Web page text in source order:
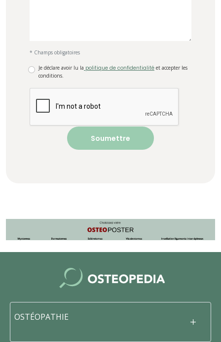
* Champs obligatoires
Je déclare avoir lu la politique de confidentialité et accepter les
conditions.
OSTÉOPATHIE